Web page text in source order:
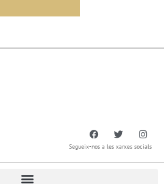
Segueix-nos a les xarxes socials